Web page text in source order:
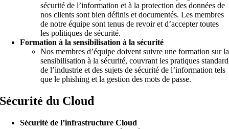
sécurité de l’information et à la protection des données de
nos clients sont bien définis et documentés. Les membres
de notre équipe sont tenus de revoir et d’accepter toutes
les politiques de sécurité.
Formation à la sensibilisation à la sécurité
Nos membres d’équipe doivent suivre une formation sur la
sensibilisation à la sécurité, couvrant les pratiques standard
de l’industrie et des sujets de sécurité de l’information tels
que le phishing et la gestion des mots de passe.
Sécurité du Cloud
Sécurité de l’infrastructure Cloud